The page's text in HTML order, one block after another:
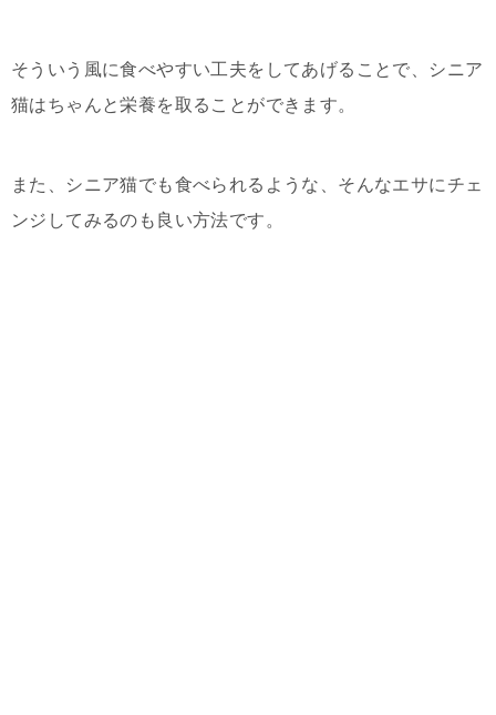
そういう風に食べやすい工夫をしてあげることで、シニア
猫はちゃんと栄養を取ることができます。
また、シニア猫でも食べられるような、そんなエサにチェ
ンジしてみるのも良い方法です。